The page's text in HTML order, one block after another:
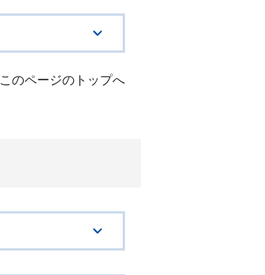
このページのトップへ